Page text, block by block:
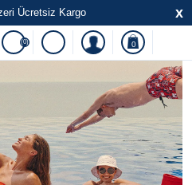
Ücretsiz Kargo x
(0) 0